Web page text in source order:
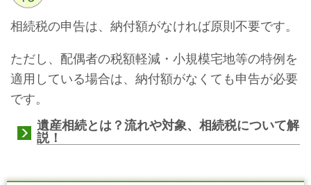
相続税の申告は、納付額がなければ原則不要です。
ただし、配偶者の税額軽減・小規模宅地等の特例を
適用している場合は、納付額がなくても申告が必要
です。
遺産相続とは？流れや対象、相続税について解
説！